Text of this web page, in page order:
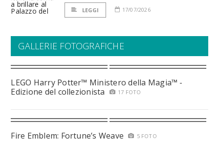
LEGGI 17/07/2026
GALLERIE FOTOGRAFICHE
LEGO Harry Potter™ Ministero della Magia™ -
Edizione del collezionista
17 FOTO
Fire Emblem: Fortune’s Weave 5 FOTO